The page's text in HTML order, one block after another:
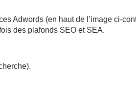
Adwords (en haut de l’image ci-
des plafonds SEO et SEA.